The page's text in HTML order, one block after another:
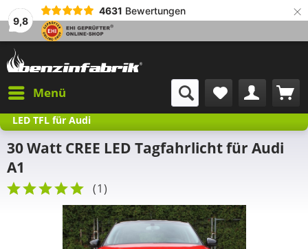
9,8
4631 Bewertungen ×
Menü
LED TFL für Audi
30 Watt CREE LED Tagfahrlicht für Audi
A1
(1)